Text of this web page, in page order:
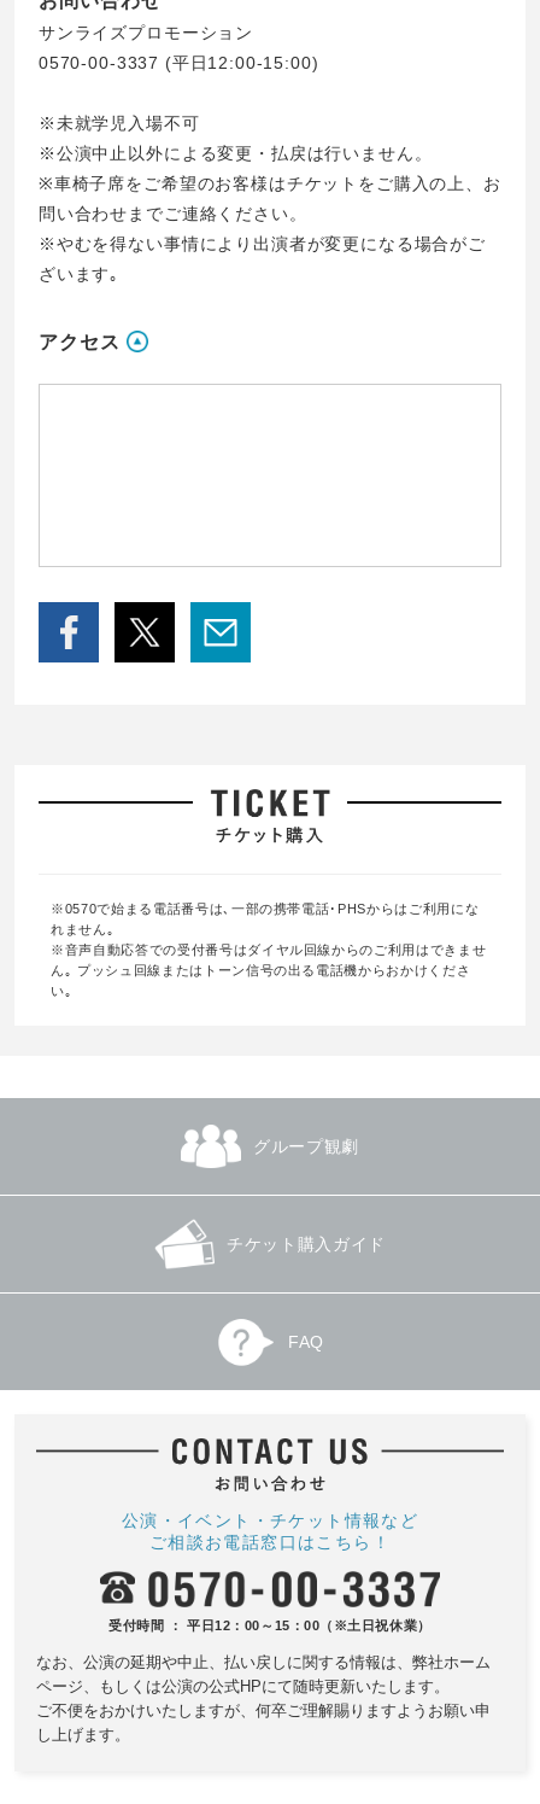
サンライズプロモーション
0570-00-3337 (平日12:00-15:00)
※未就学児入場不可
※公演中止以外による変更・払戻は行いません。
※車椅子席をご希望のお客様はチケットをご購入の上、お
問い合わせまでご連絡ください。
※やむを得ない事情により出演者が変更になる場合がご
ざいます｡
アクセス
※0570で始まる電話番号は､一部の携帯電話･PHSからはご利用にな
れません｡
※音声自動応答での受付番号はダイヤル回線からのご利用はできませ
ん｡ プッシュ回線またはトーン信号の出る電話機からおかけくださ
い｡
グループ観劇
チケット購入ガイド
FAQ
公演・イベント・チケット情報など
ご相談お電話窓口はこちら！
受付時間 ： 平日12：00～15：00（※土日祝休業）
なお、公演の延期や中止、払い戻しに関する情報は、 弊社ホーム
ページ、もしくは公演の公式HPにて随時更新いたします。
ご不便をおかけいたしますが、何卒ご理解賜りますようお願い申
し上げます。